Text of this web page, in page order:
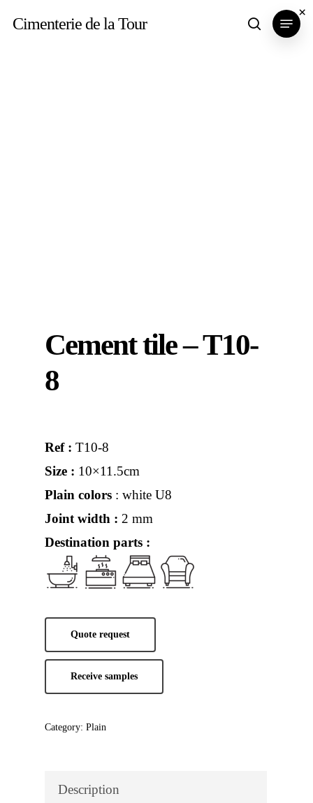
Cimenterie de la Tour search
Menu
Cement tile – T10-
8
Ref : T10-8
Size : 10×11.5cm
Plain colors : white U8
Joint width : 2 mm
Destination parts :
Quote request
Receive samples
Category: Plain
Description
×